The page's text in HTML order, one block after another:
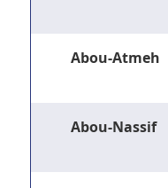
Abou-Atmeh
Abou-Nassif